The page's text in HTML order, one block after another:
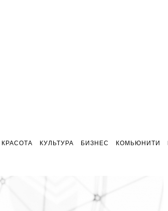
КРАСОТА КУЛЬТУРА БИЗНЕС КОМЬЮНИТИ